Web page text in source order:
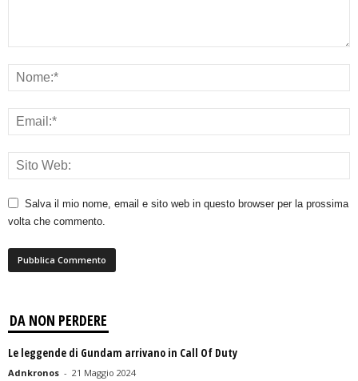
Salva il mio nome, email e sito web in questo browser per la prossima
volta che commento.
DA NON PERDERE
Le leggende di Gundam arrivano in Call Of Duty
Adnkronos - 21 Maggio 2024